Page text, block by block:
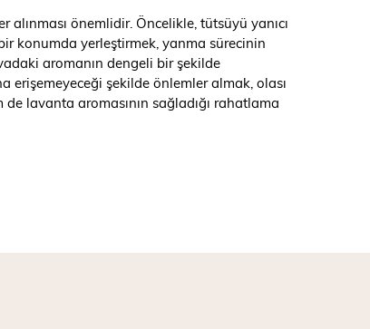
önemlidir. Öncelikle, tütsüyü yanıcı
konumda yerleştirmek, yanma sürecinin
aromanın dengeli bir şekilde
erişemeyeceği şekilde önlemler almak, olası
lavanta aromasının sağladığı rahatlama